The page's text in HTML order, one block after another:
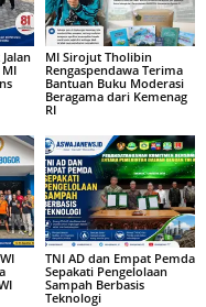
MI
MI Sirojut Tholibin
Rengaspendawa Terima
Bantuan Buku Moderasi
Beragama dari Kemenag
RI
TNI AD dan Empat Pemda
Sepakati Pengelolaan
Sampah Berbasis
Teknologi